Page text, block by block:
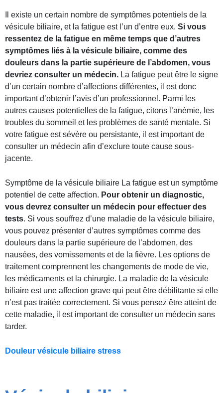
Il existe un certain nombre de symptômes potentiels de la
vésicule biliaire, et la fatigue est l’un d’entre eux. Si vous
ressentez de la fatigue en même temps que d’autres
symptômes liés à la vésicule biliaire, comme des
douleurs dans la partie supérieure de l’abdomen, vous
devriez consulter un médecin. La fatigue peut être le signe
d’un certain nombre d’affections différentes, il est donc
important d’obtenir l’avis d’un professionnel. Parmi les
autres causes potentielles de la fatigue, citons l’anémie, les
troubles du sommeil et les problèmes de santé mentale. Si
votre fatigue est sévère ou persistante, il est important de
consulter un médecin afin d’exclure toute cause sous-
jacente.
Symptôme de la vésicule biliaire La fatigue est un symptôme
potentiel de cette affection. Pour obtenir un diagnostic,
vous devrez consulter un médecin pour effectuer des
tests. Si vous souffrez d’une maladie de la vésicule biliaire,
vous pouvez présenter d’autres symptômes comme des
douleurs dans la partie supérieure de l’abdomen, des
nausées, des vomissements et de la fièvre. Les options de
traitement comprennent les changements de mode de vie,
les médicaments et la chirurgie. La maladie de la vésicule
biliaire est une affection grave qui peut être débilitante si elle
n’est pas traitée correctement. Si vous pensez être atteint de
cette maladie, il est important de consulter un médecin sans
tarder.
Douleur vésicule biliaire stress